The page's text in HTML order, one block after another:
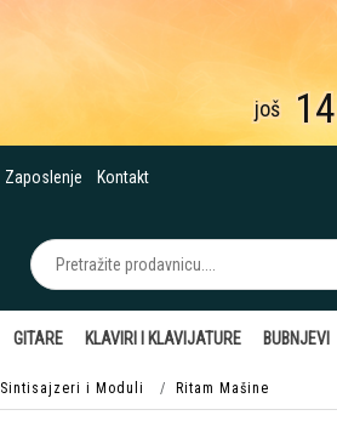
još 14
Zaposlenje Kontakt
GITARE KLAVIRI I KLAVIJATURE BUBNJEVI
Sintisajzeri i Moduli Ritam Mašine